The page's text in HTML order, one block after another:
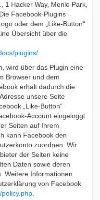
1 Hacker Way, Menlo Park,
Facebook-Plugins
oder dem „Like-Button“
Übersicht über die
plugins/
wird über das Plugin eine
Browser und dem
erhält dadurch die
unsere Seite
„Like-Button“
Account eingeloggt
Seiten auf Ihrem
kann Facebook den
zuordnen. Wir
der Seiten keine
Daten sowie deren
Weitere Informationen
von Facebook